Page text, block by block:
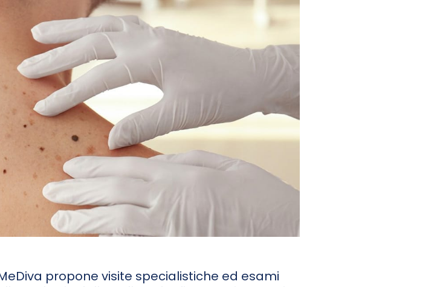
propone visite specialistiche ed esami